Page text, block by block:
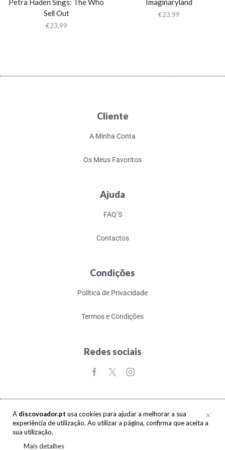
Petra Haden Sings: The Who
Sell Out
€23,99
Imaginaryland
€23,99
A discovoador.pt usa cookies para ajudar a melhorar a sua
experiência de utilização. Ao utilizar a página, confirma que aceita a
sua utilização.
Mais detalhes
Cliente
A Minha Conta
Os Meus Favoritos
Ajuda
FAQ’S
Contactos
Condições
Política de Privacidade
Termos e Condições
Redes sociais
Copyright © 2017-2026 discovoador. Todos os direitos reservados.